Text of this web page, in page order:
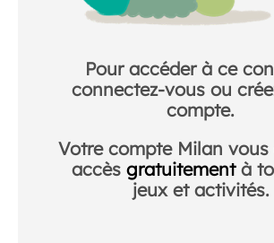
Pour accéder à ce
connectez-vous ou
compte.
Votre compte Milan vous
accès gratuitementà
jeux et activités.